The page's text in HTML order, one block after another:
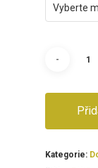
Vyberte
Kategorie: